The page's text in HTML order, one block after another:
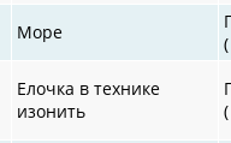
Море
Елочка в технике
изонить